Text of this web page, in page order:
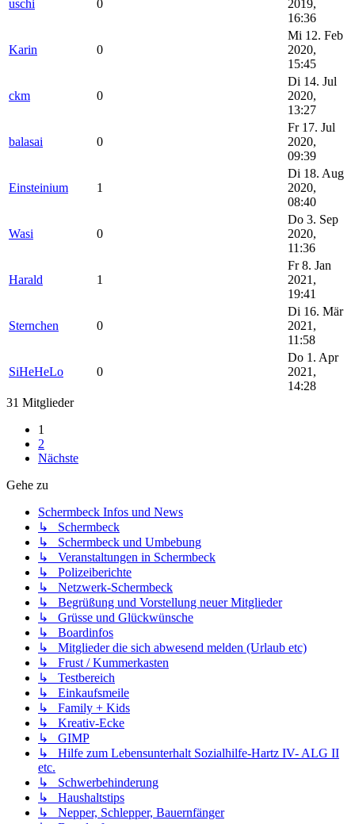
uschi 0
2019,
16:36
Karin 0
Mi 12. Feb
2020,
15:45
ckm 0
Di 14. Jul
2020,
13:27
balasai 0
Fr 17. Jul
2020,
09:39
Einsteinium 1
Di 18. Aug
2020,
08:40
Wasi 0
Do 3. Sep
2020,
11:36
Harald 1
Fr 8. Jan
2021,
19:41
Sternchen 0
Di 16. Mär
2021,
11:58
SiHeHeLo 0
Do 1. Apr
2021,
14:28
31 Mitglieder
1
2
Nächste
Gehe zu
Schermbeck Infos und News
↳ Schermbeck
↳ Schermbeck und Umbebung
↳ Veranstaltungen in Schermbeck
↳ Polizeiberichte
↳ Netzwerk-Schermbeck
↳ Begrüßung und Vorstellung neuer Mitglieder
↳ Grüsse und Glückwünsche
↳ Boardinfos
↳ Mitglieder die sich abwesend melden (Urlaub etc)
↳ Frust / Kummerkasten
↳ Testbereich
↳ Einkaufsmeile
↳ Family + Kids
↳ Kreativ-Ecke
↳ GIMP
↳ Hilfe zum Lebensunterhalt Sozialhilfe-Hartz IV- ALG II
etc.
↳ Schwerbehinderung
↳ Haushaltstips
↳ Nepper, Schlepper, Bauernfänger